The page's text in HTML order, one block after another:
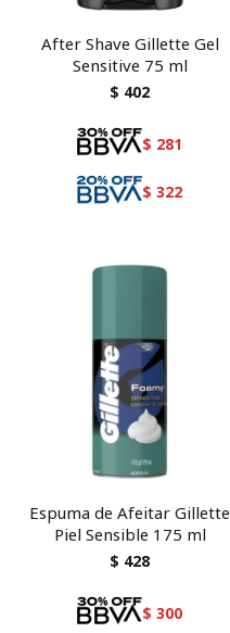
After Shave Gillette Gel
Sensitive 75 ml
$ 402
$ 281
$ 322
Espuma de Afeitar Gillette
Piel Sensible 175 ml
$ 428
$ 300